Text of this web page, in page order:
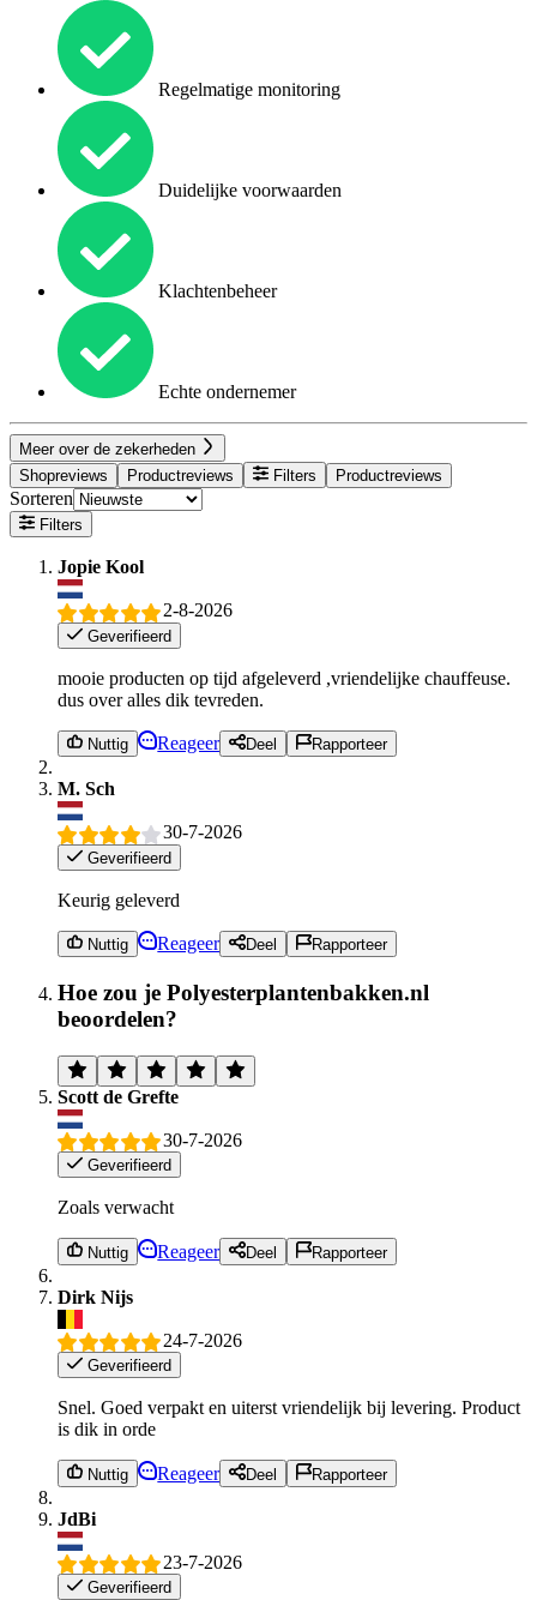
Regelmatige monitoring
Duidelijke voorwaarden
Klachtenbeheer
Echte ondernemer
Meer over de zekerheden
Shopreviews
Productreviews Filters Productreviews
Sorteren
Filters
Jopie Kool
2-8-2026
Geverifieerd
mooie producten op tijd afgeleverd ,vriendelijke chauffeuse.
dus over alles dik tevreden.
Nuttig Reageer Deel Rapporteer
M. Sch
30-7-2026
Geverifieerd
Keurig geleverd
Nuttig Reageer Deel Rapporteer
Hoe zou je Polyesterplantenbakken.nl
beoordelen?
Scott de Grefte
30-7-2026
Geverifieerd
Zoals verwacht
Nuttig Reageer Deel Rapporteer
Dirk Nijs
24-7-2026
Geverifieerd
Snel. Goed verpakt en uiterst vriendelijk bij levering. Product
is dik in orde
Nuttig Reageer Deel Rapporteer
JdBi
23-7-2026
Geverifieerd